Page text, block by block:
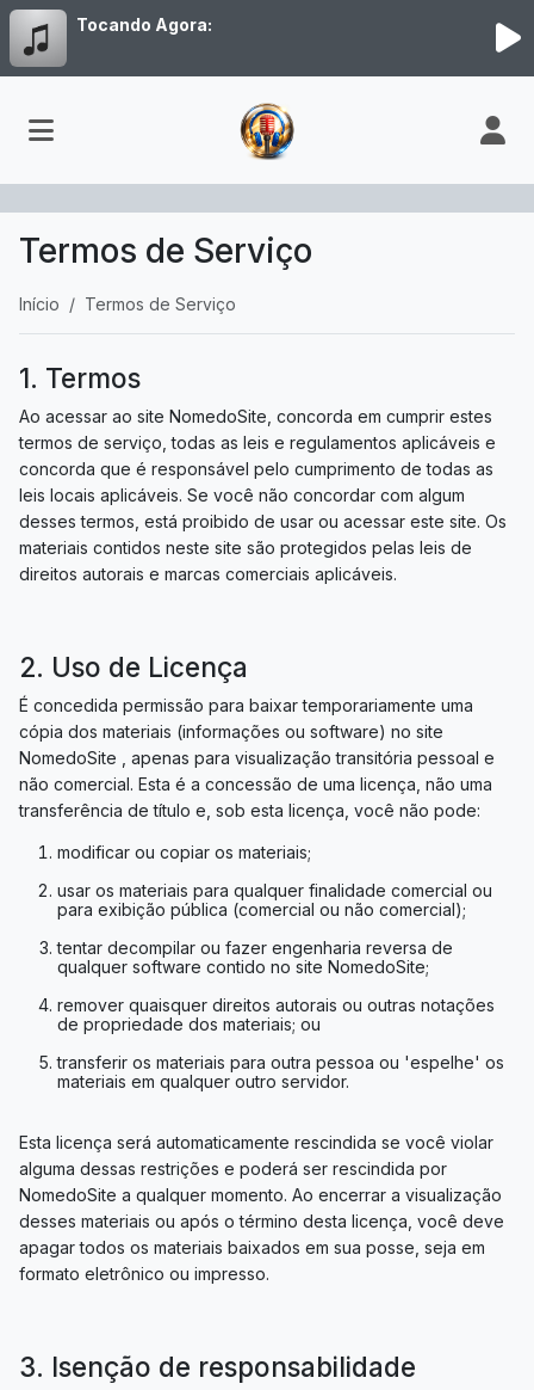
Tocando Agora:
Termos de Serviço
Início Termos de Serviço
1. Termos
Ao acessar ao site NomedoSite, concorda em cumprir estes
termos de serviço, todas as leis e regulamentos aplicáveis ​​e
concorda que é responsável pelo cumprimento de todas as
leis locais aplicáveis. Se você não concordar com algum
desses termos, está proibido de usar ou acessar este site. Os
materiais contidos neste site são protegidos pelas leis de
direitos autorais e marcas comerciais aplicáveis.
2. Uso de Licença
É concedida permissão para baixar temporariamente uma
cópia dos materiais (informações ou software) no site
NomedoSite , apenas para visualização transitória pessoal e
não comercial. Esta é a concessão de uma licença, não uma
transferência de título e, sob esta licença, você não pode:
modificar ou copiar os materiais;
usar os materiais para qualquer finalidade comercial ou
para exibição pública (comercial ou não comercial);
tentar decompilar ou fazer engenharia reversa de
qualquer software contido no site NomedoSite;
remover quaisquer direitos autorais ou outras notações
de propriedade dos materiais; ou
transferir os materiais para outra pessoa ou 'espelhe' os
materiais em qualquer outro servidor.
Esta licença será automaticamente rescindida se você violar
alguma dessas restrições e poderá ser rescindida por
NomedoSite a qualquer momento. Ao encerrar a visualização
desses materiais ou após o término desta licença, você deve
apagar todos os materiais baixados em sua posse, seja em
formato eletrônico ou impresso.
3. Isenção de responsabilidade